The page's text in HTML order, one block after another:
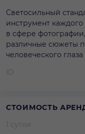
Светосильный
инструмент
в сфере
различные сюжеты
человеческого
ID
СТОИМОСТЬ
1 сутки